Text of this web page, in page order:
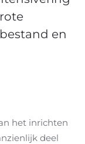
en
het inrichten
deel